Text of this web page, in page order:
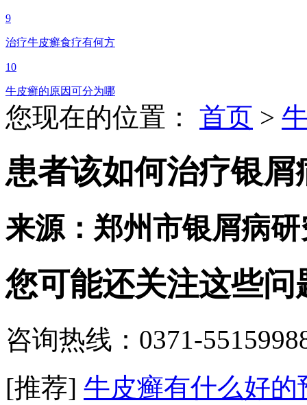
9
治疗牛皮癣食疗有何方
10
牛皮癣的原因可分为哪
您现在的位置： 首页 >
患者该如何治疗银屑
来源：郑州市银屑病
您可能还关注这些问
咨询热线：0371-
[推荐] 牛皮癣有什么好的